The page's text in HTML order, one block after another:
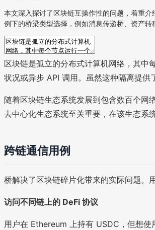
本文深入探讨了区块链互操作性的问题，着重
例下的桥梁类型选择，例如消息传递桥、资产转
区块链是孤立的分布式计算机网络，其中
状况或异步 API 调用。虽然这种隔离提
随着区块链生态系统发展到包含数百个网
去中心化生态系统至关重要，在该生态系
跨链通信用例
桥解决了区块链碎片化带来的实际问题。
访问不同链上的 DeFi 协议
用户在 Ethereum 上持有 USDC，但想